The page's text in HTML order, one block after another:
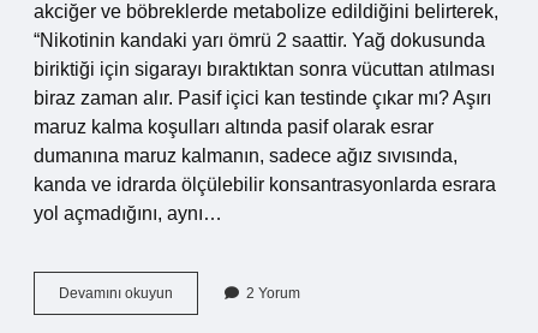
akciğer ve böbreklerde metabolize edildiğini belirterek,
“Nikotinin kandaki yarı ömrü 2 saattir. Yağ dokusunda
biriktiği için sigarayı bıraktıktan sonra vücuttan atılması
biraz zaman alır. Pasif içici kan testinde çıkar mı? Aşırı
maruz kalma koşulları altında pasif olarak esrar
dumanına maruz kalmanın, sadece ağız sıvısında,
kanda ve idrarda ölçülebilir konsantrasyonlarda esrara
yol açmadığını, aynı…
Devamını okuyun
Dal
2 Yorum